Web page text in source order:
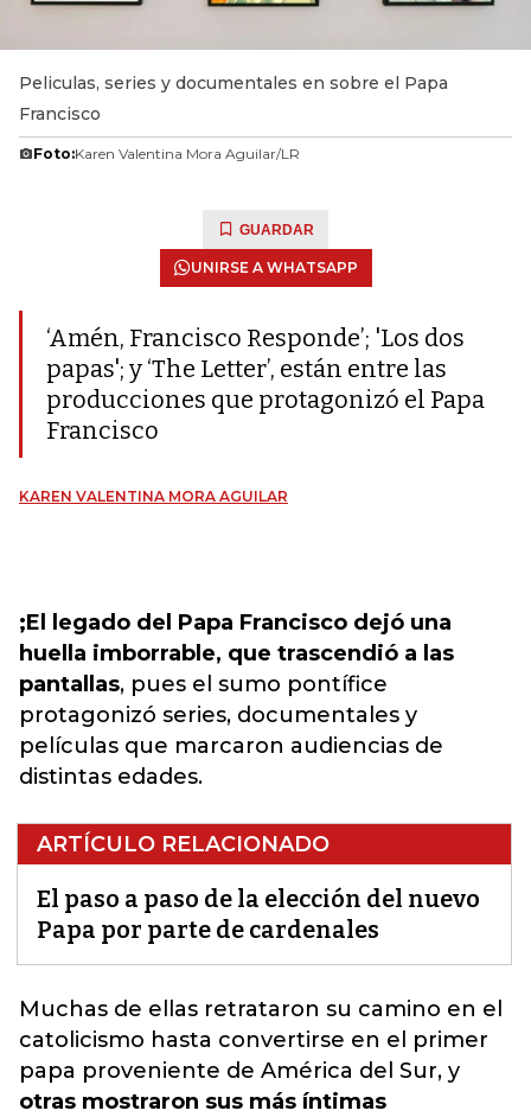
Peliculas, series y documentales en sobre el Papa
Francisco
Foto:Karen Valentina Mora Aguilar/LR
GUARDAR
UNIRSE A WHATSAPP
‘Amén, Francisco Responde’; 'Los dos
papas'; y ‘The Letter’, están entre las
producciones que protagonizó el Papa
Francisco
KAREN VALENTINA MORA AGUILAR
;El legado del Papa Francisco dejó una
huella imborrable, que trascendió a las
pantallas, pues el sumo pontífice
protagonizó series, documentales y
películas que marcaron audiencias de
distintas edades.
ARTÍCULO RELACIONADO
El paso a paso de la elección del nuevo
Papa por parte de cardenales
Muchas de ellas retrataron su camino en el
catolicismo hasta convertirse en el primer
papa proveniente de América del Sur, y
otras mostraron sus más íntimas